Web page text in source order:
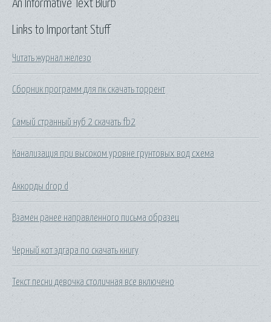
Links to Important Stuff
Читать журнал железо
Сборник программ для пк скачать торрент
Самый странный нуб 2 скачать fb2
Канализация при высоком уровне грунтовых вод схема
Аккорды drop d
Взамен ранее направленного письма образец
Черный кот эдгара по скачать книгу
Текст песни девочка столичная все включено
An Informative Text Blurb